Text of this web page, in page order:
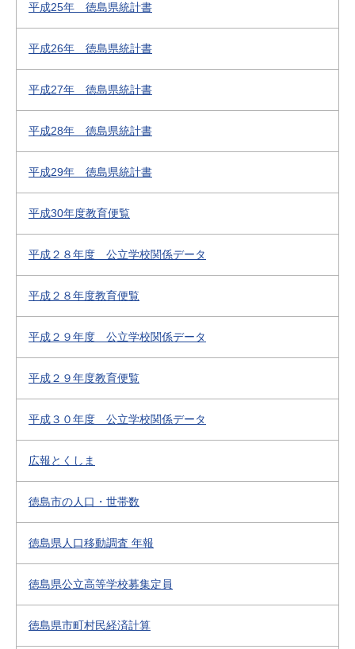
平成25年 徳島県統計書
平成26年 徳島県統計書
平成27年 徳島県統計書
平成28年 徳島県統計書
平成29年 徳島県統計書
平成30年度教育便覧
平成２８年度 公立学校関係データ
平成２８年度教育便覧
平成２９年度 公立学校関係データ
平成２９年度教育便覧
平成３０年度 公立学校関係データ
広報とくしま
徳島市の人口・世帯数
徳島県人口移動調査 年報
徳島県公立高等学校募集定員
徳島県市町村民経済計算